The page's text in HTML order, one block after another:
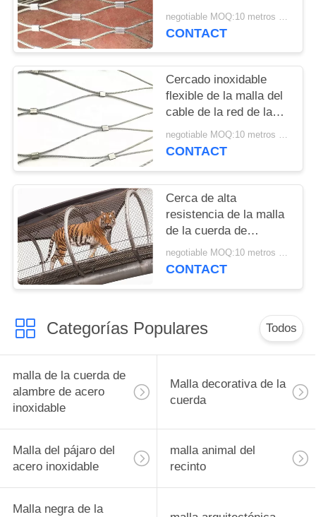
PRIVACY
POLICY
inoxidable 316 para los
puertos deportivos
negotiable MOQ:10 metros cuadrados
CONTACT
Cercado inoxidable
flexible de la malla del
cable de la red de la
cuerda de acero de la
forma 7x7 del diamante
negotiable MOQ:10 metros cuadrados
CONTACT
Cerca de alta
resistencia de la malla
de la cuerda de
alambre de acero
inoxidable para las
negotiable MOQ:10 metros cuadrados
CONTACT
Categorías Populares Todos
malla de la cuerda de
alambre de acero
inoxidable
Malla decorativa de la
cuerda
Malla del pájaro del
acero inoxidable
malla animal del
recinto
Malla negra de la